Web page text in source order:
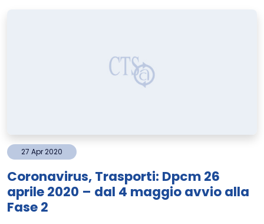
27 Apr2020
Coronavirus, Trasporti: Dpcm 26
aprile 2020 – dal 4 maggio avvio alla
Fase 2